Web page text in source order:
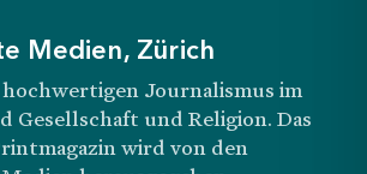
Medien, Zürich
Journalismus im
Gesellschaft und Religion. Das
wird von den